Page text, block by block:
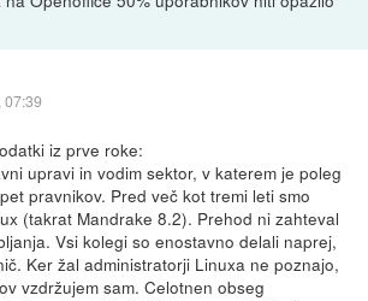
07:39
iz prve roke:
upravi in vodim sektor, v katerem je poleg
pravnikov. Pred več kot tremi leti smo
(takrat Mandrake 8.2). Prehod ni zahteval
Vsi kolegi so enostavno delali naprej,
Ker žal administratorji Linuxa ne poznajo,
vzdržujem sam. Celotnen obseg